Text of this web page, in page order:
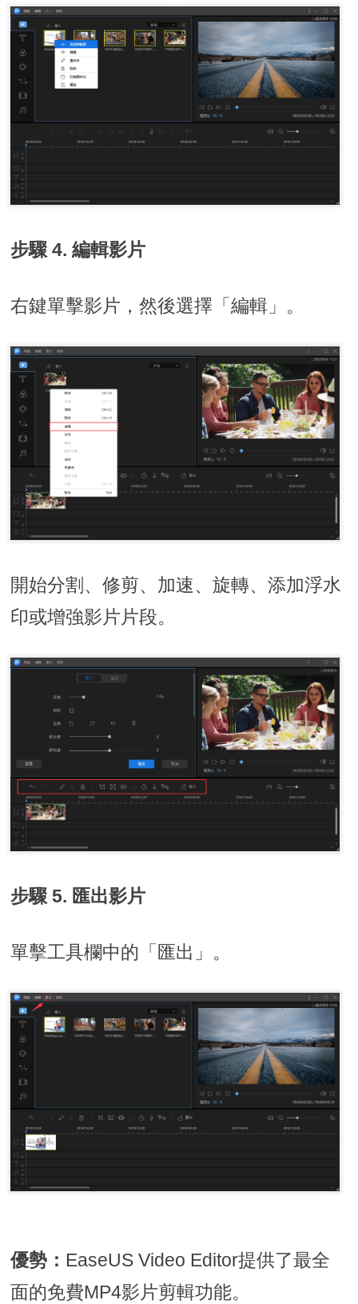
步驟 4. 編輯影片
右鍵單擊影片，然後選擇「編輯」。
開始分割、修剪、加速、旋轉、添加浮水
印或增強影片片段。
步驟 5. 匯出影片
單擊工具欄中的「匯出」。
優勢： EaseUS Video Editor提供了最全
面的免費MP4影片剪輯功能。